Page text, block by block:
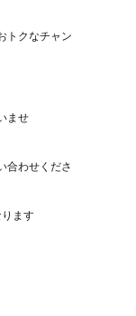
トクなチャン
ませ
合わせくださ
ます